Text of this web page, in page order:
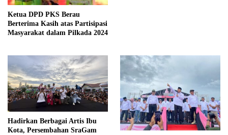
Ketua DPD PKS Berau
Berterima Kasih atas Partisipasi
Masyarakat dalam Pilkada 2024
Hadirkan Berbagai Artis Ibu
Kota, Persembahan SraGam